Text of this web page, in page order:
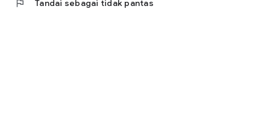
flag Tandai sebagai tidak pantas